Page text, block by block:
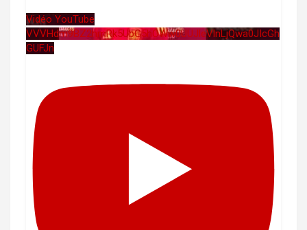
Vidéo YouTube
VVVHdm9BZ2hmRk5UbG5hOWw0UUJleVlnLjQwa0JIcGh
GUFJn